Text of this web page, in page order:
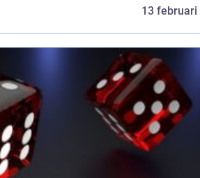
13 februari